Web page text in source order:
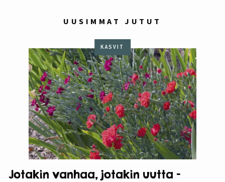
UUSIMMAT JUTUT
KASVIT
Jotakin vanhaa, jotakin uutta –